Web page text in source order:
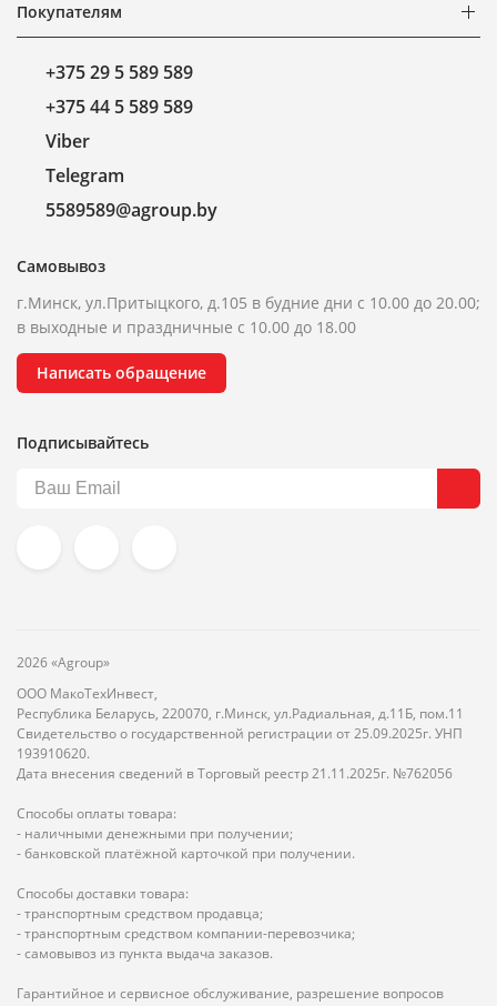
Покупателям
+375 29 5 589 589
+375 44 5 589 589
Viber
Telegram
5589589@agroup.by
Самовывоз
г.Минск, ул.Притыцкого, д.105 в будние дни с 10.00 до 20.00;
в выходные и праздничные с 10.00 до 18.00
Написать обращение
Подписывайтесь
2026 «Agroup»
ООО МакоТехИнвест,
Республика Беларусь, 220070, г.Минск, ул.Радиальная, д.11Б, пом.11
Свидетельство о государственной регистрации от 25.09.2025г. УНП
193910620.
Дата внесения сведений в Торговый реестр 21.11.2025г. №762056
Способы оплаты товара:
- наличными денежными при получении;
- банковской платёжной карточкой при получении.
Способы доставки товара:
- транспортным средством продавца;
- транспортным средством компании-перевозчика;
- самовывоз из пункта выдача заказов.
Гарантийное и сервисное обслуживание, разрешение вопросов